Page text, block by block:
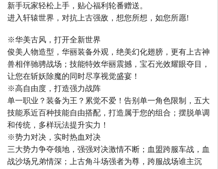
新手玩家轻松上手，贴心福利轮番赠送。
进入轩辕世界，对抗上古强敌，想您所想，如您所愿!
※华美古风，打开全新世界
俊美人物造型，华丽装备外观，绝美幻化翅膀，更有上古神
兽相伴驰骋战场；技能特效华丽震撼，宝石光效耀眼夺目，
让您在斩妖除魔的同时尽享视觉盛宴！
※高自由度，打造强力战阵
单一职业？装备为王？累觉不爱！告别单一角色限制，五大
技能系近百种技能自由搭配，打造属于您的组合；摆脱单调
和传统，多样玩法提升实力！
※势力对决，实时热血对决
三大势力争夺领地，强强对决激情不断；血盟跨服车战，血
战沙场兄弟情深；上古角斗场强者为尊，跨服战场谁主沉